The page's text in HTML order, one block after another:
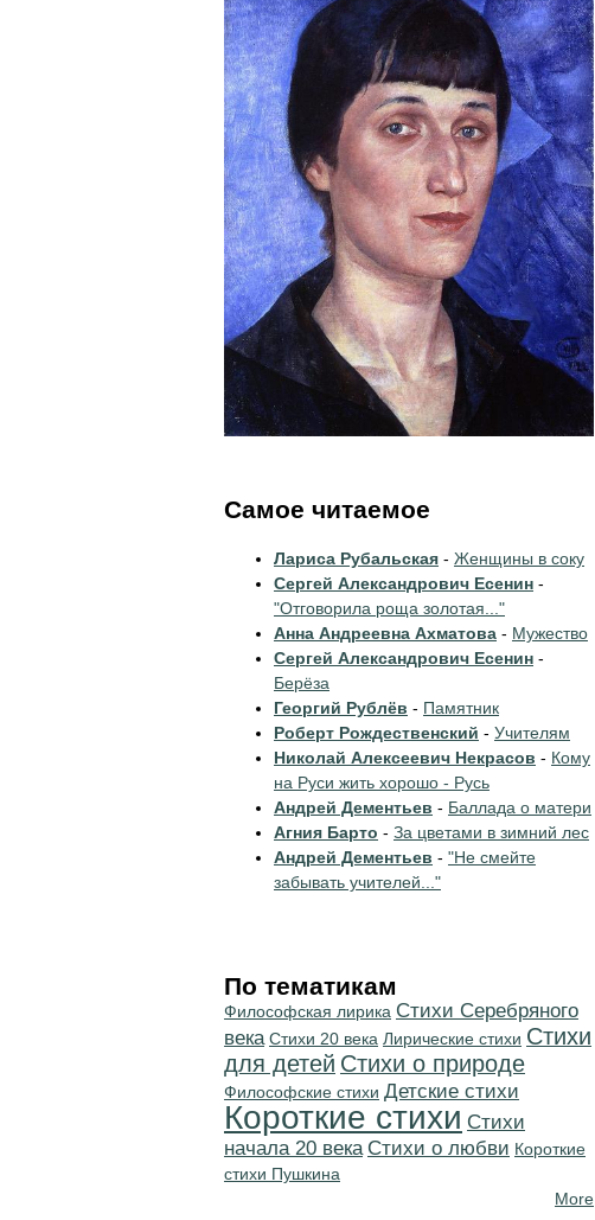
Самое читаемое
Лариса Рубальская - Женщины в соку
Сергей Александрович Есенин -
"Отговорила роща золотая..."
Анна Андреевна Ахматова - Мужество
Сергей Александрович Есенин -
Берёза
Георгий Рублёв - Памятник
Роберт Рождественский - Учителям
Николай Алексеевич Некрасов - Кому
на Руси жить хорошо - Русь
Андрей Дементьев - Баллада о матери
Агния Барто - За цветами в зимний лес
Андрей Дементьев - "Не смейте
забывать учителей..."
По тематикам
Философская лирика Cтихи Серебряного
века Стихи 20 века Лирические стихи Стихи
для детей Стихи о природе
Философские стихи Детские стихи
Короткие стихи Cтихи
начала 20 века Стихи о любви Короткие
стихи Пушкина
More